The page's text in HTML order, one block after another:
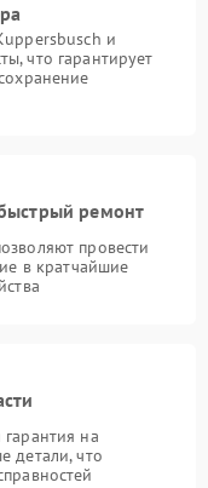
и
что гарантирует
ремонт
провести
в кратчайшие
на
детали, что